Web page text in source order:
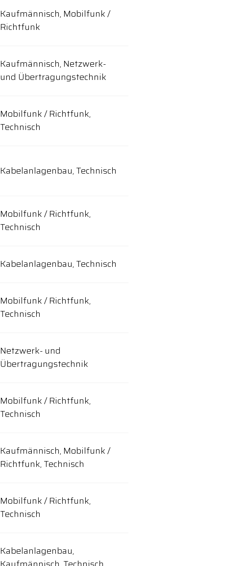
Kaufmännisch, Mobilfunk /
Richtfunk
Kaufmännisch, Netzwerk-
und Übertragungstechnik
Mobilfunk / Richtfunk,
Technisch
Kabelanlagenbau, Technisch
Mobilfunk / Richtfunk,
Technisch
Kabelanlagenbau, Technisch
Mobilfunk / Richtfunk,
Technisch
Netzwerk- und
Übertragungstechnik
Mobilfunk / Richtfunk,
Technisch
Kaufmännisch, Mobilfunk /
Richtfunk, Technisch
Mobilfunk / Richtfunk,
Technisch
Kabelanlagenbau,